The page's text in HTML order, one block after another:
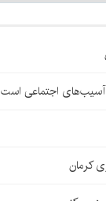
آسیب‌های اجتماعی است
کرمان